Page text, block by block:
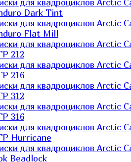
для квадроциклов Arctic
Dark Tint
для квадроциклов Arctic
Flat Mill
для квадроциклов Arctic
212
для квадроциклов Arctic
216
для квадроциклов Arctic
312
для квадроциклов Arctic
316
для квадроциклов Arctic
Hurricane
для квадроциклов Arctic
Beadlock